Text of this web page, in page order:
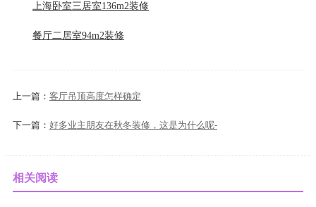
上海卧室三居室136m2装修
餐厅二居室94m2装修
上一篇： 客厅吊顶高度怎样确定
下一篇： 好多业主朋友在秋冬装修，这是为什么呢-
相关阅读